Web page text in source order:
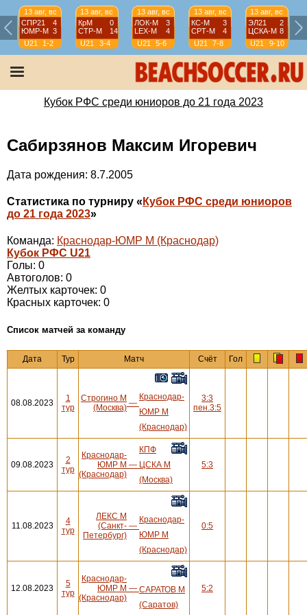
13 авг, вс
СПР21
4
ЮМР-М 3
U21
1-2
13 авг, вс
КрМ
0
СТР-М
14
U21
3-4
13 авг, вс
ЛОК-М
3
LEX-М
4
U21
5-6
13 авг, вс
КС-М
3
СРТ-М
4
U21
7-8
13 авг, вс
ЭЛ21
2
ЦСКА-М 8
U21
9-10
Кубок РФС среди юниоров до 21 года 2023
Сабирзянов Максим Игоревич
Дата рождения: 8.7.2005
Статистика по турниру « Кубок РФС среди юниоров
до 21 года 2023»
Команда: Краснодар-ЮМР М (Краснодар)
Кубок РФС U21
Голы: 0
Автоголов: 0
Желтых карточек: 0
Красных карточек: 0
Cписок матчей за команду
Дата Тур Матч Счёт Гол
08.08.2023
1
тур
Строгино М
(Москва) —
Краснодар-
ЮМР М
(Краснодар)
3:3
пен.3:5
09.08.2023
2
тур
Краснодар-
ЮМР М
(Краснодар)
—
КПФ
ЦСКА М
(Москва)
5:3
11.08.2023
4
тур
ЛЕКС М
(Санкт-
Петербург)
—
Краснодар-
ЮМР М
(Краснодар)
0:5
12.08.2023
5
тур
Краснодар-
ЮМР М
(Краснодар)
— САРАТОВ М
(Саратов)
5:2